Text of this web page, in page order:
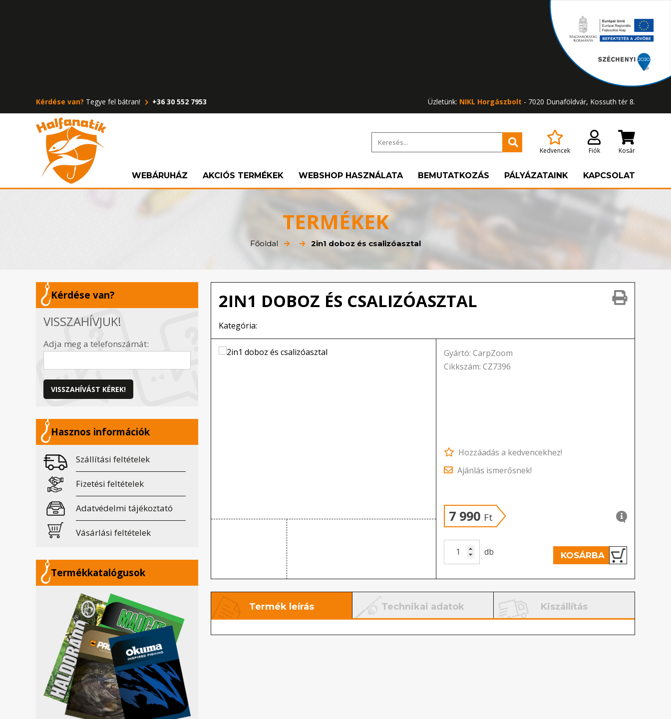
Kérdése van? Tegye fel bátran! +36 30 552 7953 Üzletünk: NIKL Horgászbolt - 7020 Dunaföldvár, Kossuth tér 8.
Kedvencek Fiók Kosár
WEBÁRUHÁZ AKCIÓS TERMÉKEK WEBSHOP HASZNÁLATA BEMUTATKOZÁS PÁLYÁZATAINK KAPCSOLAT
TERMÉKEK
Főoldal 2in1 doboz és csalizóasztal
Kérdése van?
VISSZAHÍVJUK!
Adja meg a telefonszámát:
VISSZAHÍVÁST KÉREK!
Hasznos információk
Szállítási feltételek
Fizetési feltételek
Adatvédelmi tájékoztató
Vásárlási feltételek
Termékkatalógusok
2IN1 DOBOZ ÉS CSALIZÓASZTAL
Kategória:
Gyártó: CarpZoom
Cikkszám: CZ7396
Hozzáadás a kedvencekhez!
Ajánlás ismerősnek!
7 990 Ft
db KOSÁRBA
Termék leírás Technikai adatok Kiszállítás